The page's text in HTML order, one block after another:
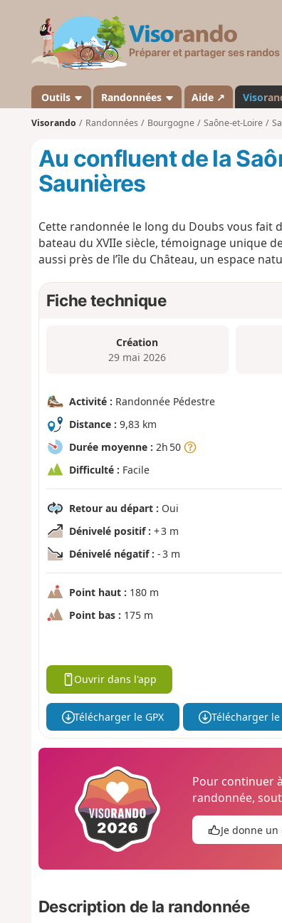
s
Outils Randonnées Aide ↗ Viso
Visorando Randonnées Bourgogne Saône-et-Loire
Au confluent de la
Saunières
Cette randonnée le long du Doubs vous fait
bateau du XVIIe siècle, témoignage unique
aussi près de l’île du Château, un espace
Fiche technique
Création
29 mai 2026
Activité : Randonnée Pédestre
Distance : 9,83 km
Durée moyenne : 2h 50
Difficulté : Facile
Retour au départ : Oui
Dénivelé positif : + 3 m
Dénivelé négatif : - 3 m
Point haut : 180 m
Point bas : 175 m
Ouvrir dans l'app
Télécharger le GPX Télécharger le
Pour continuer
randonnée,
Je donne
Description de la randonnée